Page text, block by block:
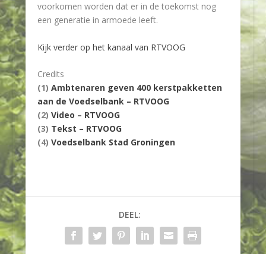
voorkomen worden dat er in de toekomst nog
een generatie in armoede leeft.
Kijk verder op het kanaal van RTVOOG
Credits
(1) Ambtenaren geven 400 kerstpakketten
aan de Voedselbank – RTVOOG
(2) Video – RTVOOG
(3) Tekst – RTVOOG
(4) Voedselbank Stad Groningen
DEEL: